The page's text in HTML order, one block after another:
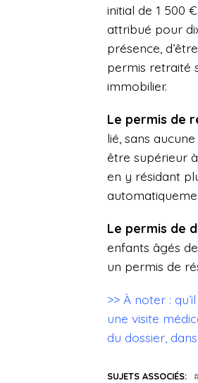
initial de 1 500
attribué pour
présence,
permis retraité
immobilier.
Le permis de
lié, sans
être supérieur
en y résidant
Le permis de
enfants âgés
un permis de
>> À noter :
une visite
du dossier,
SUJETS ASSOCIÉS: